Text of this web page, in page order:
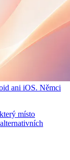
ani iOS. Němci
místo